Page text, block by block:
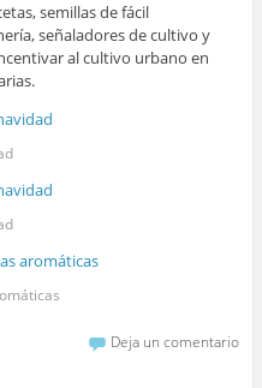
semillas de fácil
señaladores de cultivo y
al cultivo urbano en
Deja un comentario